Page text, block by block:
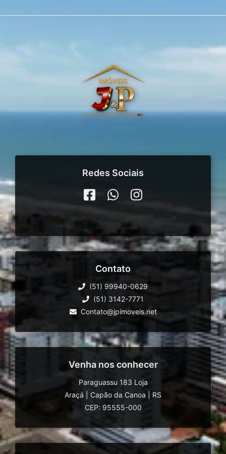
Redes Sociais
Contato
(51) 99940-0629
(51) 3142-7771
Contato@jpimoveis.net
Venha nos conhecer
Paraguassu 183 Loja
Araçá
Capão da Canoa
RS
CEP: 95555-000